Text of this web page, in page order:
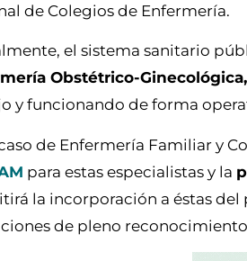
de Colegios de Enfermería.
el sistema sanitario
Obstétrico-
y funcionando de forma
de Enfermería Familiar y
para estas especialistas y la
la incorporación a éstas
de pleno